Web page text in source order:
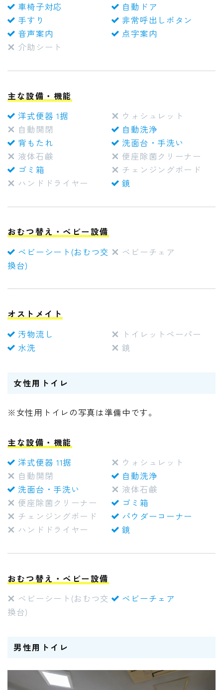
車椅子対応
自動ドア
手すり
非常呼出しボタン
音声案内
点字案内
介助シート
主な設備・機能
洋式便器 1据
ウォシュレット
自動開閉
自動洗浄
背もたれ
洗面台・手洗い
液体石鹸
便座除菌クリーナー
ゴミ箱
チェンジングボード
ハンドドライヤー
鏡
おむつ替え・ベビー設備
ベビーシート(おむつ交
換台)
ベビーチェア
オストメイト
汚物流し
トイレットペーパー
水洗
鏡
女性用トイレ
※女性用トイレの写真は準備中です。
主な設備・機能
洋式便器 11据
ウォシュレット
自動開閉
自動洗浄
洗面台・手洗い
液体石鹸
便座除菌クリーナー
ゴミ箱
チェンジングボード
パウダーコーナー
ハンドドライヤー
鏡
おむつ替え・ベビー設備
ベビーシート(おむつ交
換台)
ベビーチェア
男性用トイレ